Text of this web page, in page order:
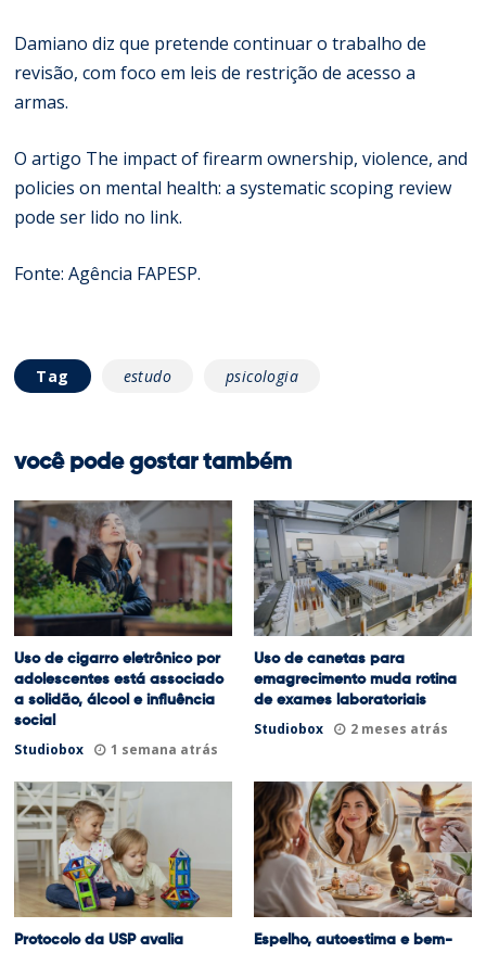
Damiano diz que pretende continuar o trabalho de
revisão, com foco em leis de restrição de acesso a
armas.
O artigo The impact of firearm ownership, violence, and
policies on mental health: a systematic scoping review
pode ser lido no link.
Fonte:Agência FAPESP.
Tag estudo psicologia
você pode gostar também
Uso de cigarro eletrônico por
adolescentes está associado
a solidão, álcool e influência
social
Studiobox 1 semana atrás
Uso de canetas para
emagrecimento muda rotina
de exames laboratoriais
Studiobox 2 meses atrás
Protocolo da USP avalia Espelho, autoestima e bem-